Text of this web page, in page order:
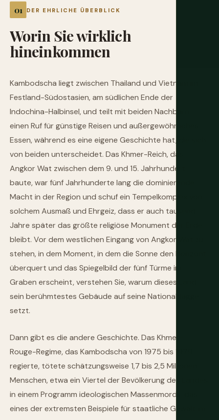
DER EHRLICHE ÜBERBLICK
Worin Siewirklich
hineinkommen
Kambodscha liegt zwischen Thailand und Vietnam im
Festland-Südostasien, am südlichen Ende der
Indochina-Halbinsel, und teilt mit beiden Nachbarn
einen Ruf für günstige Reisen und außergewöhnliches
Essen, während es eine eigene Geschichte hat, die sich
von beiden unterscheidet. Das Khmer-Reich, das
Angkor Wat zwischen dem 9. und 15. Jahrhundert
baute, war fünf Jahrhunderte lang die dominierende
Macht in der Region und schuf ein Tempelkomplex von
solchem Ausmaß und Ehrgeiz, dass er auch tausend
Jahre später das größte religiöse Monument der Erde
bleibt. Vor dem westlichen Eingang von Angkor Wat zu
stehen, in dem Moment, in dem die Sonne den Horizont
überquert und das Spiegelbild der fünf Türme im
Graben erscheint, verstehen Sie, warum dieses Land
sein berühmtestes Gebäude auf seine Nationalflagge
setzt.
Dann gibt es die andere Geschichte. Das Khmer-
Rouge-Regime, das Kambodscha von 1975 bis 1979
regierte, tötete schätzungsweise 1,7 bis 2,5 Millionen
Menschen, etwa ein Viertel der Bevölkerung des Landes,
in einem Programm ideologischen Massenmords, das
eines der extremsten Beispiele für staatliche Gewalt im